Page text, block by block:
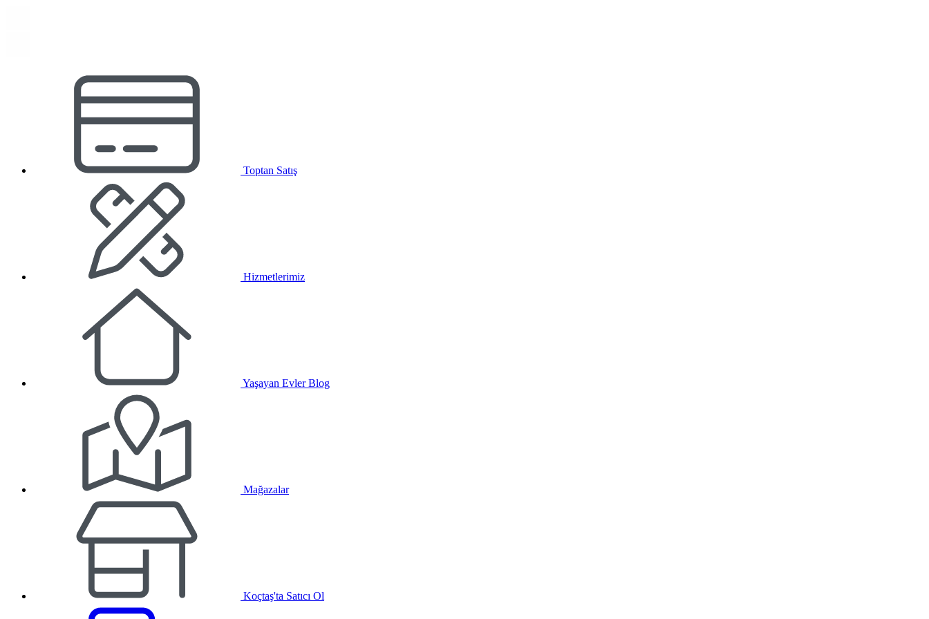
Toptan Satış
Hizmetlerimiz
Yaşayan Evler Blog
Mağazalar
Koçtaş'ta Satıcı Ol